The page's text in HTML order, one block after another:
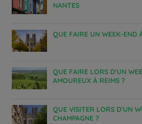
NANTES
QUE FAIRE UN WEEK-END
QUE FAIRE LORS D'UN WEEK-END EN
AMOUREUX À REIMS ?
QUE VISITER LORS D'UN WEEK-END EN
CHAMPAGNE ?